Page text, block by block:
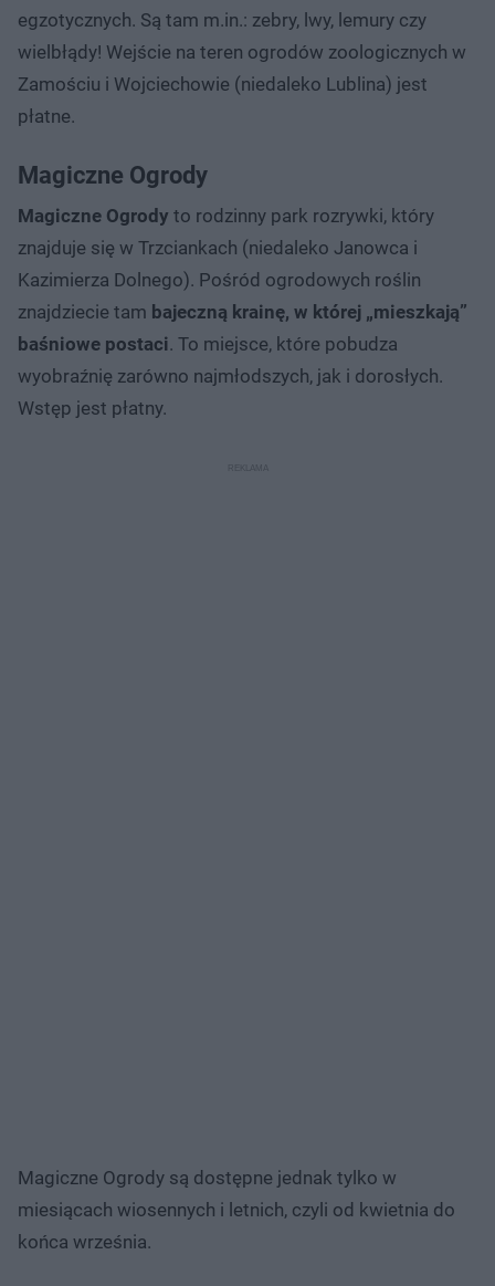
egzotycznych. Są tam m.in.: zebry, lwy, lemury czy
wielbłądy! Wejście na teren ogrodów zoologicznych w
Zamościu i Wojciechowie (niedaleko Lublina) jest
płatne.
Magiczne Ogrody
Magiczne Ogrody to rodzinny park rozrywki, który
znajduje się w Trzciankach (niedaleko Janowca i
Kazimierza Dolnego). Pośród ogrodowych roślin
znajdziecie tam bajeczną krainę, w której „mieszkają”
baśniowe postaci. To miejsce, które pobudza
wyobraźnię zarówno najmłodszych, jak i dorosłych.
Wstęp jest płatny.
Magiczne Ogrody są dostępne jednak tylko w
miesiącach wiosennych i letnich, czyli od kwietnia do
końca września.